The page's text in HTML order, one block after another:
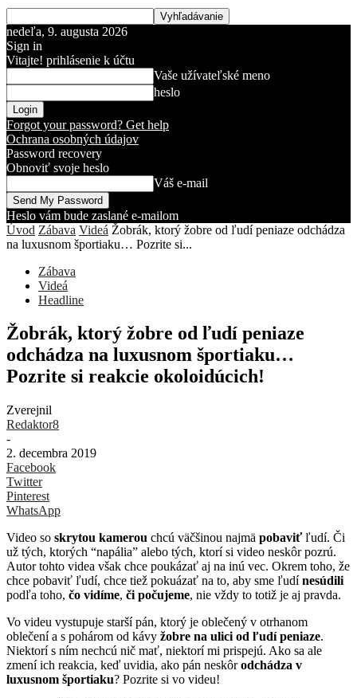
nedeľa, 9. augusta 2026
Sign in
Vitajte! prihlásenie k účtu
Vaše užívateľské meno
heslo
Forgot your password? Get help
Ochrana osobných údajov
Password recovery
Obnoviť svoje heslo
Váš e-mail
Heslo vám bude zaslané e-mailom
Úvod Zábava Videá Žobrák, ktorý žobre od ľudí peniaze odchádza
na luxusnom športiaku… Pozrite si...
Zábava
Videá
Headline
Žobrák, ktorý žobre od ľudí peniaze
odchádza na luxusnom športiaku…
Pozrite si reakcie okoloidúcich!
Zverejnil
Redaktor8
-
2. decembra 2019
Facebook
Twitter
Pinterest
WhatsApp
Video so skrytou kamerou chcú väčšinou najmä pobaviťľudí. Či
už tých, ktorých “napália” alebo tých, ktorí si video neskôr pozrú.
Autor tohto videa však chce poukázať aj na inú vec. Okrem toho, že
chce pobaviť ľudí, chce tiež pokuázať na to, aby sme ľudínesúdili
podľa toho, čo vidíme, či počujeme, nie vždy to totiž je aj pravda.
Vo videu vystupuje starší pán, ktorý je oblečený v otrhanom
oblečení a s pohárom od kávy žobre na ulici od ľudí peniaze.
Niektorí s ním nechcú nič mať, niektorí mi prispejú. Ako sa ale
zmení ich reakcia, keď uvidia, ako pán neskôrodchádza v
luxusnom športiaku? Pozrite si vo videu!